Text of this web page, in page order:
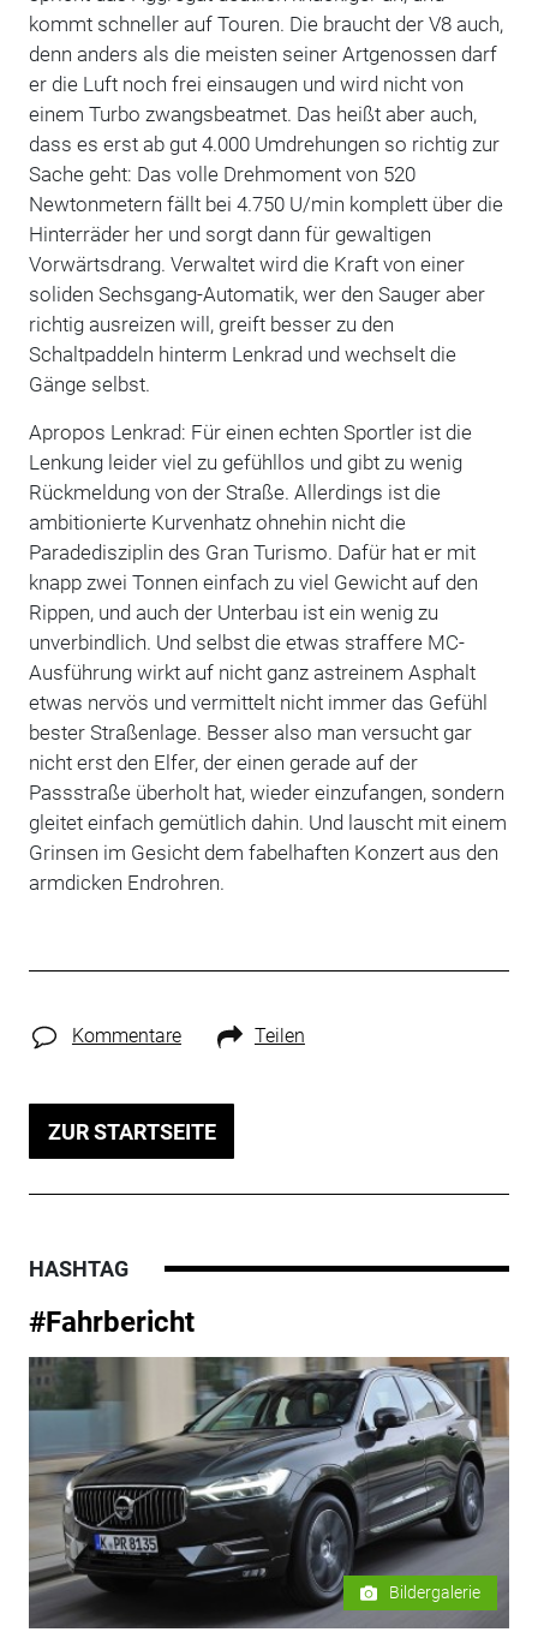
kommt schneller auf Touren. Die braucht der V8 auch,
denn anders als die meisten seiner Artgenossen darf
er die Luft noch frei einsaugen und wird nicht von
einem Turbo zwangsbeatmet. Das heißt aber auch,
dass es erst ab gut 4.000 Umdrehungen so richtig zur
Sache geht: Das volle Drehmoment von 520
Newtonmetern fällt bei 4.750 U/min komplett über die
Hinterräder her und sorgt dann für gewaltigen
Vorwärtsdrang. Verwaltet wird die Kraft von einer
soliden Sechsgang-Automatik, wer den Sauger aber
richtig ausreizen will, greift besser zu den
Schaltpaddeln hinterm Lenkrad und wechselt die
Gänge selbst.
Apropos Lenkrad: Für einen echten Sportler ist die
Lenkung leider viel zu gefühllos und gibt zu wenig
Rückmeldung von der Straße. Allerdings ist die
ambitionierte Kurvenhatz ohnehin nicht die
Paradedisziplin des Gran Turismo. Dafür hat er mit
knapp zwei Tonnen einfach zu viel Gewicht auf den
Rippen, und auch der Unterbau ist ein wenig zu
unverbindlich. Und selbst die etwas straffere MC-
Ausführung wirkt auf nicht ganz astreinem Asphalt
etwas nervös und vermittelt nicht immer das Gefühl
bester Straßenlage. Besser also man versucht gar
nicht erst den Elfer, der einen gerade auf der
Passstraße überholt hat, wieder einzufangen, sondern
gleitet einfach gemütlich dahin. Und lauscht mit einem
Grinsen im Gesicht dem fabelhaften Konzert aus den
armdicken Endrohren.
Kommentare Teilen
ZUR STARTSEITE
HASHTAG
#Fahrbericht
Bildergalerie